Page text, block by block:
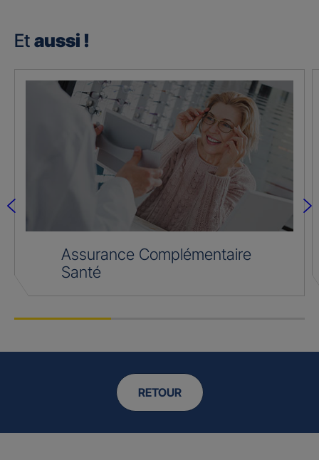
Et aussi !
Assurance Complémentaire
Santé
RETOUR